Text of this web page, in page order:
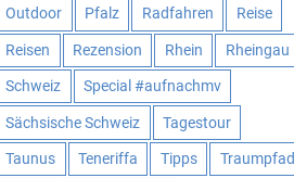
Outdoor Pfalz Radfahren Reise
Reisen Rezension Rhein Rheingau
Schweiz Special #aufnachmv
Sächsische Schweiz Tagestour
Taunus Teneriffa Tipps Traumpfad